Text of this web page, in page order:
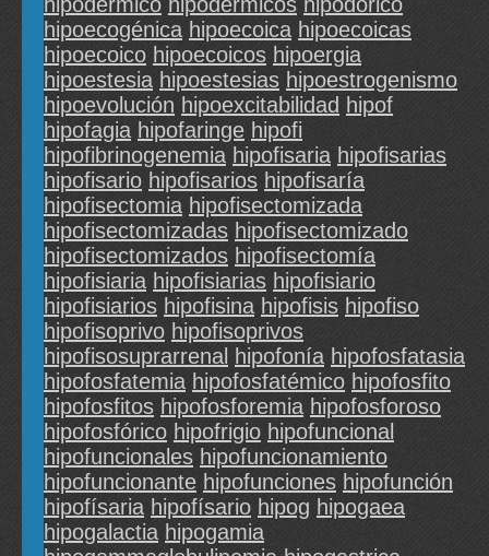
hipoecogénica hipoecoica hipoecoicas
hipoecoico hipoecoicos hipoergia
hipoestesia hipoestesias hipoestrogenismo
hipoevolución hipoexcitabilidad hipof
hipofagia hipofaringe hipofi
hipofibrinogenemia hipofisaria hipofisarias
hipofisario hipofisarios hipofisaría
hipofisectomia hipofisectomizada
hipofisectomizadas hipofisectomizado
hipofisectomizados hipofisectomía
hipofisiaria hipofisiarias hipofisiario
hipofisiarios hipofisina hipofisis hipofiso
hipofisoprivo hipofisoprivos
hipofisosuprarrenal hipofonía hipofosfatasia
hipofosfatemia hipofosfatémico hipofosfito
hipofosfitos hipofosforemia hipofosforoso
hipofosfórico hipofrigio hipofuncional
hipofuncionales hipofuncionamiento
hipofuncionante hipofunciones hipofunción
hipofísaria hipofísario hipog hipogaea
hipogalactia hipogamia